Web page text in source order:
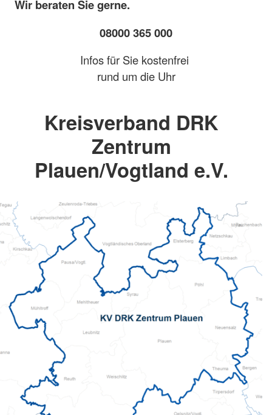
Wir beraten Sie gerne.
08000 365 000
Infos für Sie kostenfrei
rund um die Uhr
Kreisverband DRK
Zentrum
Plauen/Vogtland e.V.